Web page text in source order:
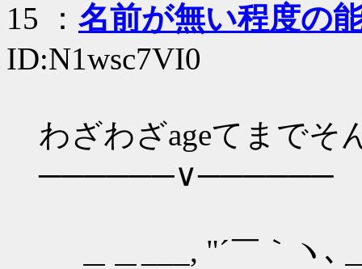
15 ： 名前が無い程度の
ID:N1wsc7VI0
わざわざageてまで
──────∨──────
＿＿___, "´￣｀ヽ､